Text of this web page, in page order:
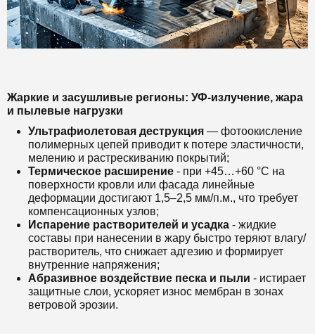
Жаркие и засушливые регионы: УФ-излучение, жара
и пылевые нагрузки
Ультрафиолетовая деструкция — фотоокисление
полимерных цепей приводит к потере эластичности,
мелению и растрескиванию покрытий;
Термическое расширение - при +45…+60 °C на
поверхности кровли или фасада линейные
деформации достигают 1,5–2,5 мм/п.м., что требует
компенсационных узлов;
Испарение растворителей и усадка - жидкие
составы при нанесении в жару быстро теряют влагу/
растворитель, что снижает адгезию и формирует
внутренние напряжения;
Абразивное воздействие песка и пыли - истирает
защитные слои, ускоряет износ мембран в зонах
ветровой эрозии.